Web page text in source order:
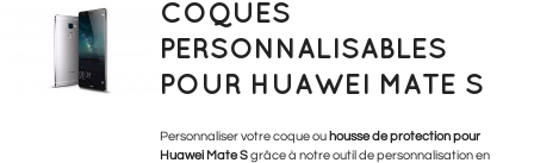
COQUES
PERSONNALISABLES
POUR HUAWEI MATE S
Personnaliser votre coque ou housse de protection pour
Huawei Mate Sgrâce à notre outil de personnalisation en